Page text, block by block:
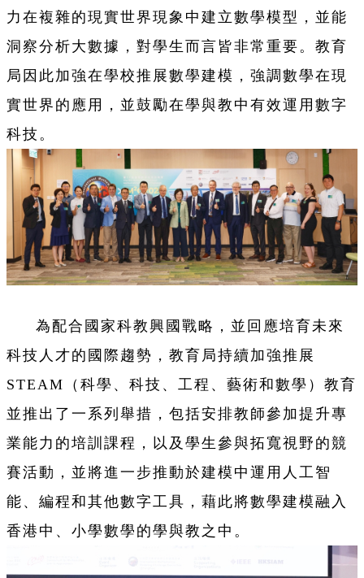
力在複雜的現實世界現象中建立數學模型，並能
洞察分析大數據，對學生而言皆非常重要。教育
局因此加強在學校推展數學建模，強調數學在現
實世界的應用，並鼓勵在學與教中有效運用數字
科技。
為配合國家科教興國戰略，並回應培育未來
科技人才的國際趨勢，教育局持續加強推展
STEAM（科學、科技、工程、藝術和數學）教育
並推出了一系列舉措，包括安排教師參加提升專
業能力的培訓課程，以及學生參與拓寬視野的競
賽活動，並將進一步推動於建模中運用人工智
能、編程和其他數字工具，藉此將數學建模融入
香港中、小學數學的學與教之中。